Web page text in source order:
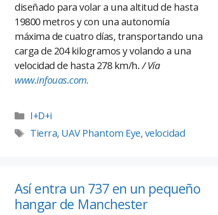
diseñado para volar a una altitud de hasta
19800 metros y con una autonomía
máxima de cuatro días, transportando una
carga de 204 kilogramos y volando a una
velocidad de hasta 278 km/h./ Vía
www.infouas.com.
I+D+i
Tierra, UAV Phantom Eye,velocidad
Así entra un 737 en un pequeño
hangar de Manchester